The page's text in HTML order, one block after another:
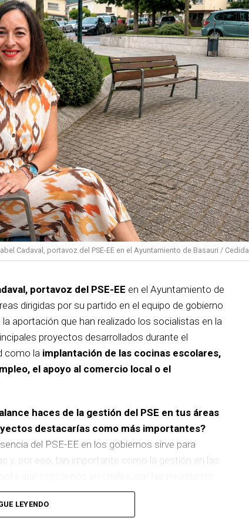
Cadaval, portavoz del PSE-EE en el Ayuntamiento de Basauri / Cedida
portavoz del PSE-EE en el Ayuntamiento de
dirigidas por su partido en el equipo de gobierno
aportación que han realizado los socialistas en la
proyectos desarrollados durante el
como la implantación de las cocinas escolares,
el apoyo al comercio local o el
haces de la gestión del PSE en tus áreas
destacarías como más importantes?
del PSE-EE en los gobiernos sirve para
y, por eso, tan importante como la gestión en las
cinco ascensores para garantizar la accesibilidad
LEYENDO